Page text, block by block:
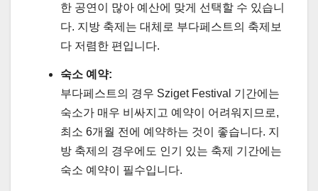
한 공연이 많아 예산에 맞게 선택할 수 있습니
다. 지방 축제는 대체로 부다페스트의 축제보
다 저렴한 편입니다.
숙소 예약:
부다페스트의 경우 Sziget Festival 기간에는
숙소가 매우 비싸지고 예약이 어려워지므로,
최소 6개월 전에 예약하는 것이 좋습니다. 지
방 축제의 경우에도 인기 있는 축제 기간에는
숙소 예약이 필수입니다.